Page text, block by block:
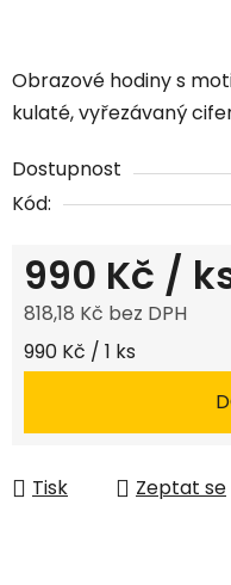
Obrazové hodiny s
kulaté, vyřezávaný
Dostupnost
Kód:
990 Kč /
818,18 Kč bez DPH
Měrná cena:
990 Kč / 1 ks
Tisk Zeptat se